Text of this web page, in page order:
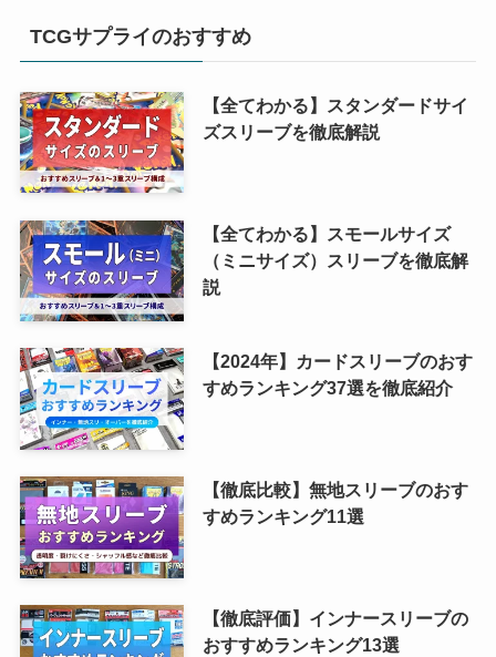
TCGサプライのおすすめ
【全てわかる】スタンダードサイ
ズスリーブを徹底解説
【全てわかる】スモールサイズ
（ミニサイズ）スリーブを徹底解
説
【2024年】カードスリーブのおす
すめランキング37選を徹底紹介
【徹底比較】無地スリーブのおす
すめランキング11選
【徹底評価】インナースリーブの
おすすめランキング13選